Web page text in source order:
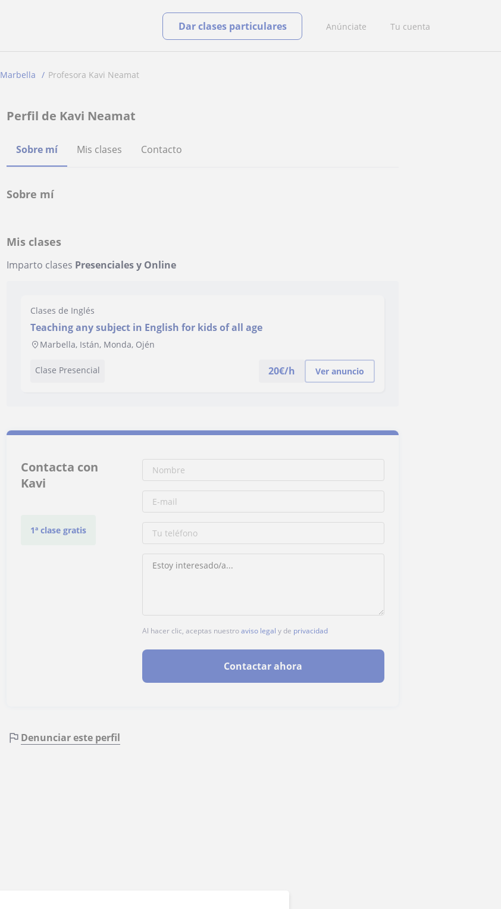
Anúnciate Tu cuenta
Dar clases particulares
Marbella Profesora Kavi Neamat
Perfil de Kavi Neamat
Sobre mí Mis clases Contacto
Sobre mí
Mis clases
Imparto clases Presenciales y Online
Clases de Inglés
Teaching any subject in English for kids of all age
Marbella, Istán, Monda, Ojén
Clase Presencial 20€/h Ver anuncio
Contacta con
Kavi
1ª clase gratis
Al hacer clic, aceptas nuestroaviso legal y de privacidad
Contactar ahora
Denunciar este perfil